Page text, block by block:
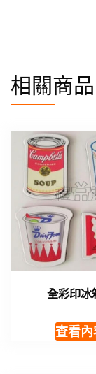
相關商品
全彩印冰
查看